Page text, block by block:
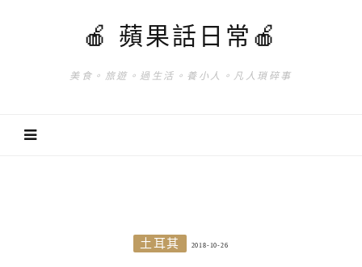
🍎 蘋果話日常🍎
美食。旅遊。過生活。養小人。凡人瑣碎事
土耳其 2018-10-26